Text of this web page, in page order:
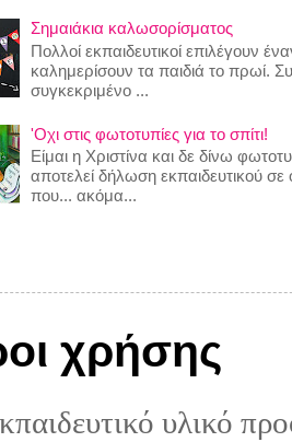
Σημαιάκια καλωσορίσματος
Πολλοί εκπαιδευτικοί επιλέγουν
καλημερίσουν τα παιδιά το πρωί.
συγκεκριμένο ...
'Οχι στις φωτοτυπίες για το σπίτι!
Είμαι η Χριστίνα και δε δίνω
αποτελεί δήλωση εκπαιδευτικού
που... ακόμα...
χρήσης
υλικό